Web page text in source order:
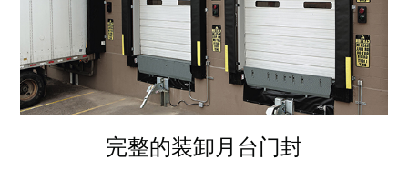
完整的装卸月台门封